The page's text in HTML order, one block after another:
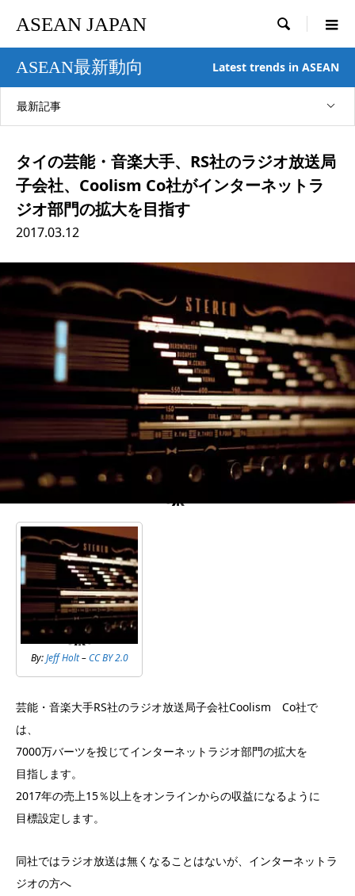
ASEAN JAPAN 
ASEAN最新動向 Latest trends in ASEAN
最新記事
タイの芸能・音楽大手、RS社のラジオ放送局
子会社、Coolism Co社がインターネットラ
ジオ部門の拡大を目指す
2017.03.12
By:Jeff Holt–CC BY 2.0
芸能・音楽大手RS社のラジオ放送局子会社Coolism Co社で
は、
7000万バーツを投じてインターネットラジオ部門の拡大を
目指します。
2017年の売上15％以上をオンラインからの収益になるように
目標設定します。
同社ではラジオ放送は無くなることはないが、インターネットラ
ジオの方へ